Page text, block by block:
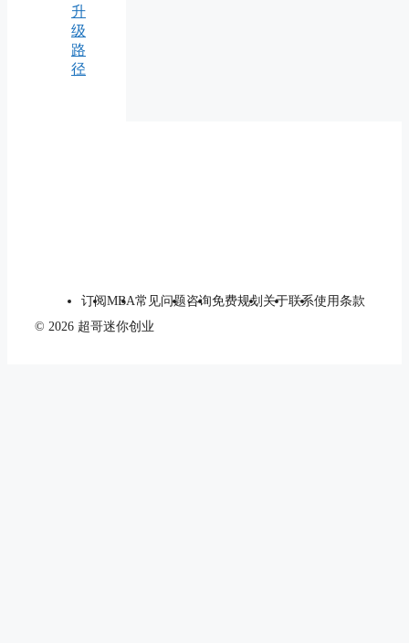
升
级
路
径
订阅MBA常见问题咨询免费规划 关于联系使用条款
© 2026 超哥迷你创业